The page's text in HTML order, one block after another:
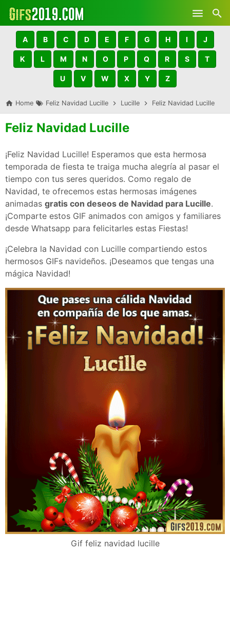
Skip to main content
A B C D E F G H I J
K L M N O P Q R S T
U V W X Y Z
Home Feliz Navidad Lucille Lucille Feliz Navidad Lucille
Feliz Navidad Lucille
¡Feliz Navidad Lucille! Esperamos que esta hermosa
temporada de fiesta te traiga mucha alegría al pasar el
tiempo con tus seres queridos. Como regalo de
Navidad, te ofrecemos estas hermosas imágenes
animadas gratis con deseos de Navidad para Lucille.
¡Comparte estos GIF animados con amigos y familiares
desde Whatsapp para felicitarles estas Fiestas!
¡Celebra la Navidad con Lucille compartiendo estos
hermosos GIFs navideños. ¡Deseamos que tengas una
mágica Navidad!
Gif feliz navidad lucille